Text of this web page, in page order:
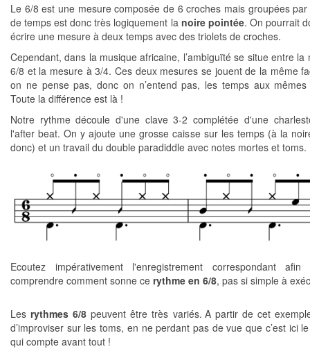
Le 6/8 est une mesure composée de 6 croches mais groupées par
de temps est donc très logiquement la noire pointée. On pourrait
écrire une mesure à deux temps avec des triolets de croches.
Cependant, dans la musique africaine, l’ambiguïté se situe entre la
6/8 et la mesure à 3/4. Ces deux mesures se jouent de la même
on ne pense pas, donc on n’entend pas, les temps aux mêmes
Toute la différence est là !
Notre rythme découle d'une clave 3-2 complétée d'une
l'after beat. On y ajoute une grosse caisse sur les temps (à la
donc) et un travail du double paradiddle avec notes mortes et toms.
Ecoutez impérativement l'enregistrement correspondant
comprendre comment sonne ce rythme en 6/8, pas si simple à
Les rythmes 6/8 peuvent être très variés. A partir de cet
d’improviser sur les toms, en ne perdant pas de vue que c’est ici
qui compte avant tout !